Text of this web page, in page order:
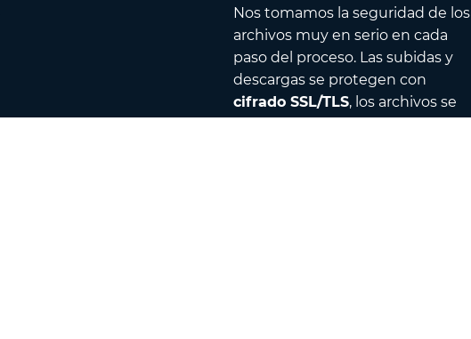
Nos tomamos la seguridad de los
archivos muy en serio en cada
paso del proceso. Las subidas y
descargas se protegen con
cifrado SSL/TLS, los archivos se